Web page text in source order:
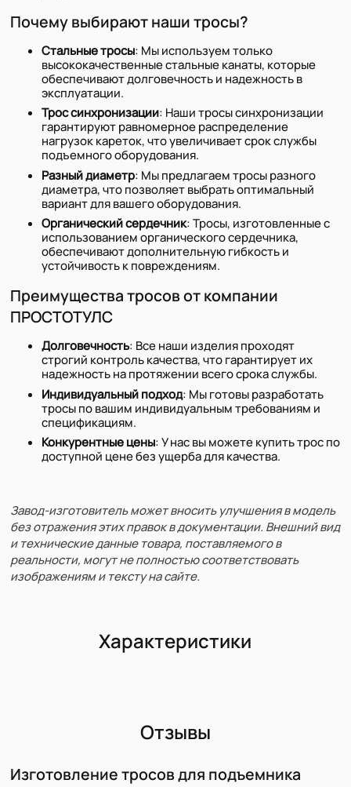
Почему выбирают наши тросы?
Стальные тросы: Мы используем только
высококачественные стальные канаты, которые
обеспечивают долговечность и надежность в
эксплуатации.
Трос синхронизации: Наши тросы синхронизации
гарантируют равномерное распределение
нагрузок кареток, что увеличивает срок службы
подъемного оборудования.
Разный диаметр: Мы предлагаем тросы разного
диаметра, что позволяет выбрать оптимальный
вариант для вашего оборудования.
Органический сердечник: Тросы, изготовленные с
использованием органического сердечника,
обеспечивают дополнительную гибкость и
устойчивость к повреждениям.
Преимущества тросов от компании
ПРОСТОТУЛС
Долговечность: Все наши изделия проходят
строгий контроль качества, что гарантирует их
надежность на протяжении всего срока службы.
Индивидуальный подход: Мы готовы разработать
тросы по вашим индивидуальным требованиям и
спецификациям.
Конкурентные цены: У нас вы можете купить трос по
доступной цене без ущерба для качества.
Завод-изготовитель может вносить улучшения в модель
без отражения этих правок в документации. Внешний вид
и технические данные товара, поставляемого в
реальности, могут не полностью соответствовать
изображениям и тексту на сайте.
Характеристики
Отзывы
Изготовление тросов для подъемника